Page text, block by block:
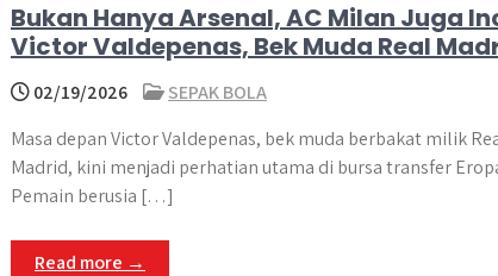
Bukan Hanya Arsenal, AC Milan Juga
Victor Valdepenas, Bek Muda Real
02/19/2026
SEPAK BOLA
Masa depan Victor Valdepenas, bek muda berbakat milik
Madrid, kini menjadi perhatian utama di bursa transfer
Pemain berusia […]
Read more →